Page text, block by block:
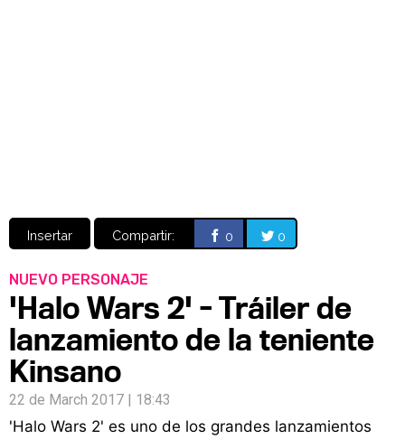
Insertar Compartir: 0 0
NUEVO PERSONAJE
'Halo Wars 2' - Tráiler de
lanzamiento de la teniente
Kinsano
22 de March 2017 | 18:43
'Halo Wars 2' es uno de los grandes lanzamientos